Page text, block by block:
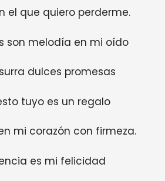
el que quiero perderme.
son melodía en mi oído
dulces promesas
tuyo es un regalo
mi corazón con firmeza.
es mi felicidad